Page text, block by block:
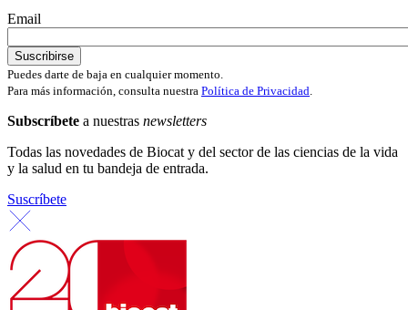
Email
Puedes darte de baja en cualquier momento.
Para más información, consulta nuestra Política de Privacidad
Subscríbete a nuestras newsletters
Todas las novedades de Biocat y del sector de las ciencias de la vida
y la salud en tu bandeja de entrada.
Suscríbete